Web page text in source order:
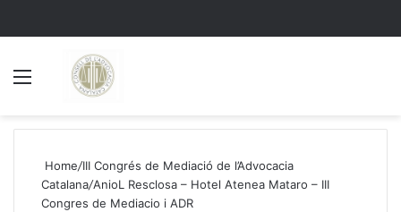
Home/III Congrés de Mediació de l’Advocacia
Catalana/AnioL Resclosa – Hotel Atenea Mataro – III
Congres de Mediacio i ADR